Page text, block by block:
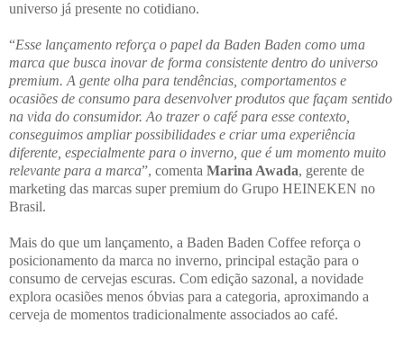
universo já presente no cotidiano.
“Esse lançamento reforça o papel da Baden Baden como uma
marca que busca inovar de forma consistente dentro do universo
premium. A gente olha para tendências, comportamentos e
ocasiões de consumo para desenvolver produtos que façam sentido
na vida do consumidor. Ao trazer o café para esse contexto,
conseguimos ampliar possibilidades e criar uma experiência
diferente, especialmente para o inverno, que é um momento muito
relevante para a marca”, comenta Marina Awada, gerente de
marketing das marcas super premium do Grupo HEINEKEN no
Brasil.
Mais do que um lançamento, a Baden Baden Coffee reforça o
posicionamento da marca no inverno, principal estação para o
consumo de cervejas escuras. Com edição sazonal, a novidade
explora ocasiões menos óbvias para a categoria, aproximando a
cerveja de momentos tradicionalmente associados ao café.